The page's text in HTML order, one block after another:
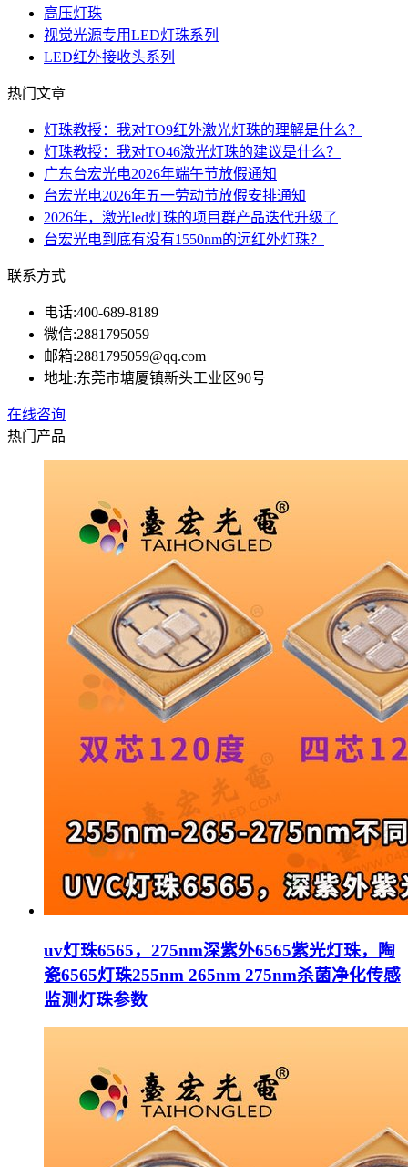
高压灯珠
视觉光源专用LED灯珠系列
LED红外接收头系列
热门文章
灯珠教授：我对TO9红外激光灯珠的理解是什么？
灯珠教授：我对TO46激光灯珠的建议是什么？
广东台宏光电2026年端午节放假通知
台宏光电2026年五一劳动节放假安排通知
2026年，激光led灯珠的项目群产品迭代升级了
台宏光电到底有没有1550nm的远红外灯珠？
联系方式
电话:400-689-8189
微信:2881795059
邮箱:2881795059@qq.com
地址:东莞市塘厦镇新头工业区90号
在线咨询
热门产品
uv灯珠6565，275nm深紫外6565紫光灯珠，陶
瓷6565灯珠255nm 265nm 275nm杀菌净化传感
监测灯珠参数